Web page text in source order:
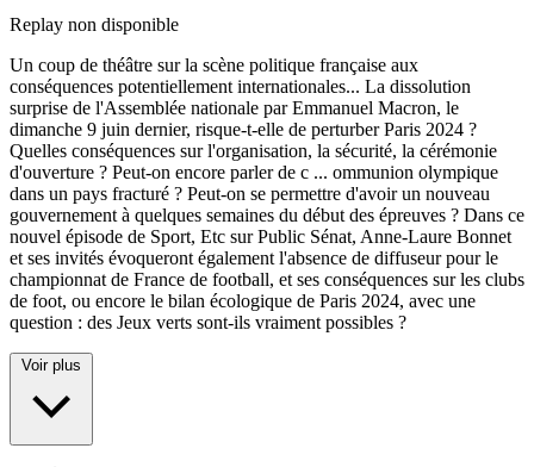
Replay non disponible
Un coup de théâtre sur la scène politique française aux
conséquences potentiellement internationales... La dissolution
surprise de l'Assemblée nationale par Emmanuel Macron, le
dimanche 9 juin dernier, risque-t-elle de perturber Paris 2024 ?
Quelles conséquences sur l'organisation, la sécurité, la cérémonie
d'ouverture ? Peut-on encore parler de c ... ommunion olympique
dans un pays fracturé ? Peut-on se permettre d'avoir un nouveau
gouvernement à quelques semaines du début des épreuves ? Dans ce
nouvel épisode de Sport, Etc sur Public Sénat, Anne-Laure Bonnet
et ses invités évoqueront également l'absence de diffuseur pour le
championnat de France de football, et ses conséquences sur les clubs
de foot, ou encore le bilan écologique de Paris 2024, avec une
question : des Jeux verts sont-ils vraiment possibles ?
Voir plus